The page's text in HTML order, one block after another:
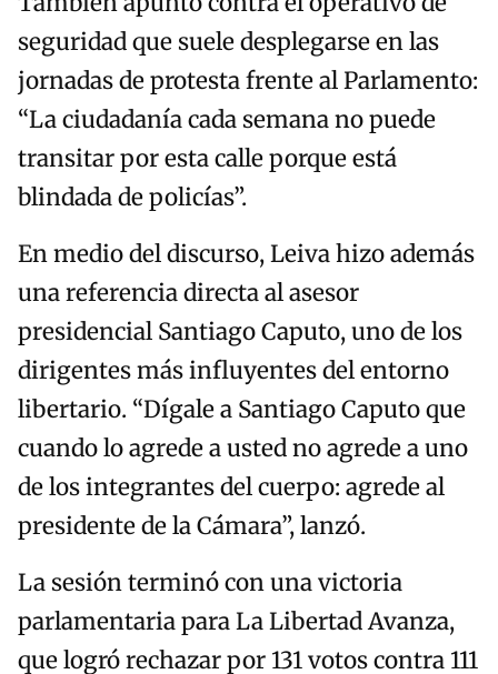
seguridad que suele desplegarse en las
jornadas de protesta frente al Parlamento:
“La ciudadanía cada semana no puede
transitar por esta calle porque está
blindada de policías”.
En medio del discurso, Leiva hizo además
una referencia directa al asesor
presidencial Santiago Caputo, uno de los
dirigentes más influyentes del entorno
libertario. “Dígale a Santiago Caputo que
cuando lo agrede a usted no agrede a uno
de los integrantes del cuerpo: agrede al
presidente de la Cámara”, lanzó.
La sesión terminó con una victoria
parlamentaria para La Libertad Avanza,
que logró rechazar por 131 votos contra 111